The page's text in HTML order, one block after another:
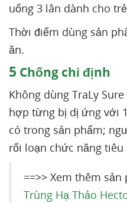
uống 3 lân dành cho
Thời điểm dùng sản
ăn.
5 Chống chỉ định
Không dùng TraLy
hợp từng bị dị ứng với
có trong sản phẩm;
rối loạn chức năng
==>> Xem thêm sản
Trùng Hạ Thảo